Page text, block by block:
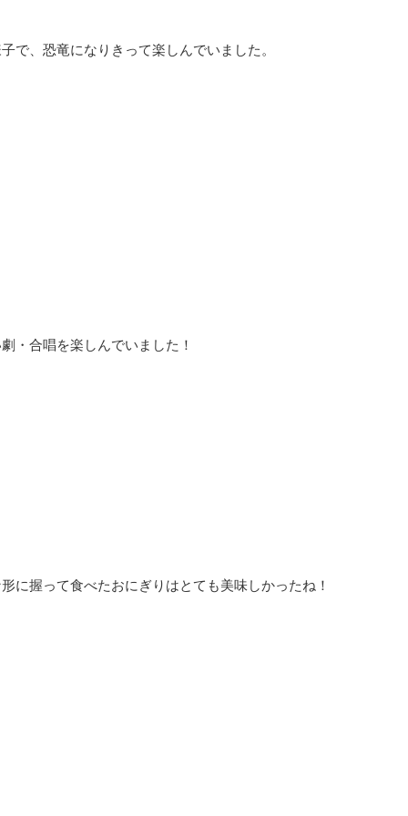
で、恐竜になりきって楽しんでいました。
・合唱を楽しんでいました！
に握って食べたおにぎりはとても美味しかったね！